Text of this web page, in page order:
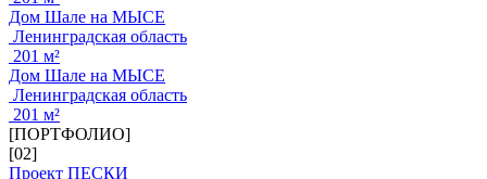
Дом Шале на МЫСЕ
Ленинградская область
201 м²
Дом Шале на МЫСЕ
Ленинградская область
201 м²
[ПОРТФОЛИО]
[02]
Проект ПЕСКИ